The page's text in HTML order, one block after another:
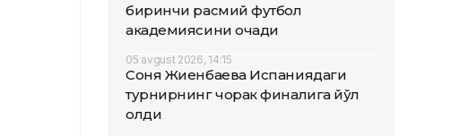
биринчи расмий футбол
академиясини очади
05 avgust 2026, 14:15
Соня Жиенбаева Испаниядаги
турнирнинг чорак финалига йўл
олди